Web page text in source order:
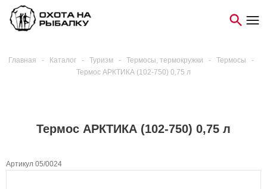
Главная - Каталог - Туризм - Термосы, термокружки - Термосы
-
Термос АРКТИКА (102-750) 0,75 л
Термос АРКТИКА (102-750) 0,75 л
Артикул 05/0024